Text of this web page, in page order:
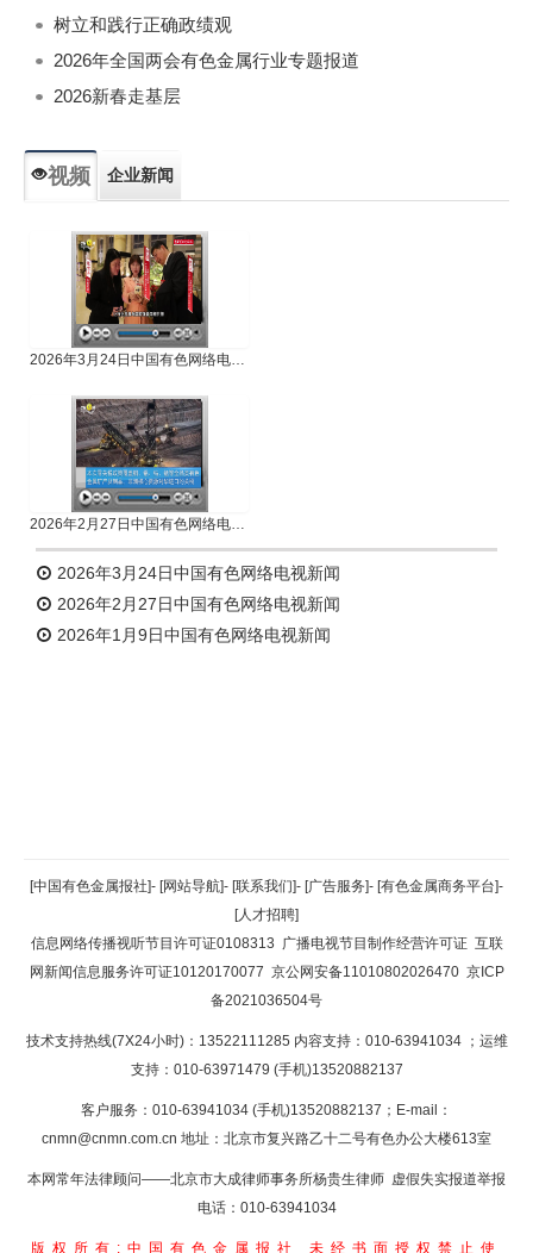
树立和践行正确政绩观
2026年全国两会有色金属行业专题报道
2026新春走基层
视频 企业新闻
2026年3月24日中国有色网络电视新闻
2026年2月27日中国有色网络电视新闻
2026年3月24日中国有色网络电视新闻
2026年2月27日中国有色网络电视新闻
2026年1月9日中国有色网络电视新闻
返回顶部
返回首页
[中国有色金属报社]- [网站导航]- [联系我们]- [广告服务]- [有色金属商务平台]-
[人才招聘]
信息网络传播视听节目许可证0108313 广播电视节目制作经营许可证 互联
网新闻信息服务许可证10120170077 京公网安备11010802026470 京ICP
备2021036504号
技术支持热线(7X24小时)：13522111285 内容支持：010-63941034 ；运维
支持：010-63971479 (手机)13520882137
客户服务：010-63941034 (手机)13520882137；E-mail：
cnmn@cnmn.com.cn 地址：北京市复兴路乙十二号有色办公大楼613室
本网常年法律顾问——北京市大成律师事务所杨贵生律师 虚假失实报道举报
电话：010-63941034
版权所有:中国有色金属报社 未经书面授权禁止使